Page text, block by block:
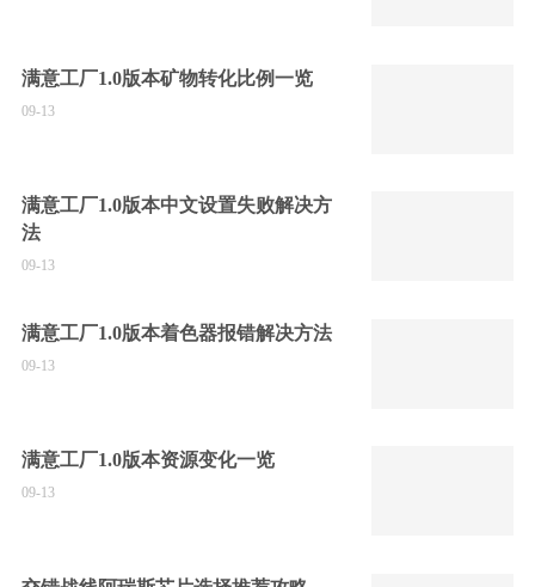
满意工厂1.0版本矿物转化比例一览
09-13
满意工厂1.0版本中文设置失败解决方
法
09-13
满意工厂1.0版本着色器报错解决方法
09-13
满意工厂1.0版本资源变化一览
09-13